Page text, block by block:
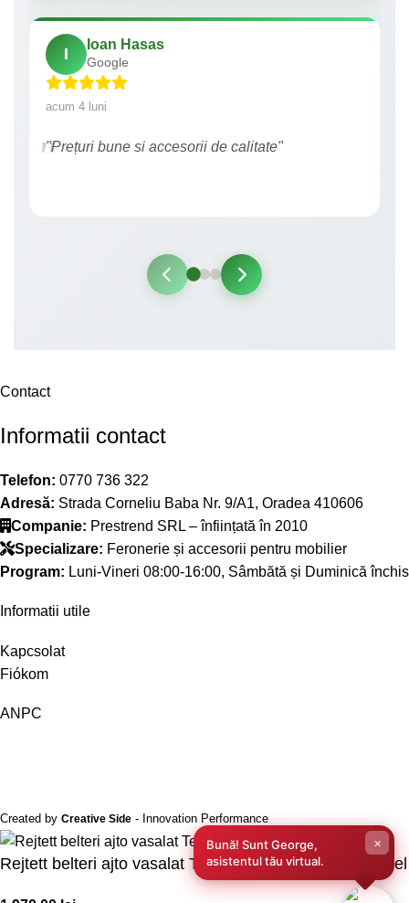
I
Ioan Hasas
Google
acum 4 luni
"Prețuri bune si accesorii de calitate"
Contact
Informatii contact
Telefon: 0770 736 322
Adresă: Strada Corneliu Baba Nr. 9/A1, Oradea 410606
Companie: Prestrend SRL – înființată în 2010
Specializare: Feronerie și accesorii pentru mobilier
Program: Luni-Vineri 08:00-16:00, Sâmbătă și Duminică închis
Informatii utile
Kapcsolat
Fiókom
ANPC
Created by Creative Side - Innovation Performance
Rejtett belteri ajto vasalat Terno magic 2 1100mm sinnel
Bună! Sunt George,
asistentul tău virtual.
×